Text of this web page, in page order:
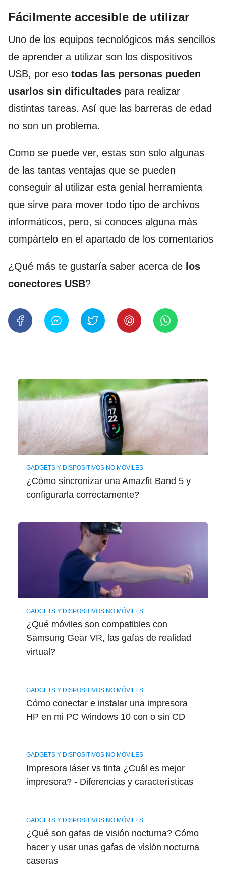
Fácilmente accesible de utilizar
Uno de los equipos tecnológicos más sencillos
de aprender a utilizar son los dispositivos
USB, por eso todas las personas pueden
usarlos sin dificultades para realizar
distintas tareas. Así que las barreras de edad
no son un problema.
Como se puede ver, estas son solo algunas
de las tantas ventajas que se pueden
conseguir al utilizar esta genial herramienta
que sirve para mover todo tipo de archivos
informáticos, pero, si conoces alguna más
compártelo en el apartado de los comentarios
¿Qué más te gustaría saber acerca de los
conectores USB?
GADGETS Y DISPOSITIVOS NO MÓVILES
¿Cómo sincronizar una Amazfit Band 5 y
configurarla correctamente?
GADGETS Y DISPOSITIVOS NO MÓVILES
¿Qué móviles son compatibles con
Samsung Gear VR, las gafas de realidad
virtual?
GADGETS Y DISPOSITIVOS NO MÓVILES
Cómo conectar e instalar una impresora
HP en mi PC Windows 10 con o sin CD
GADGETS Y DISPOSITIVOS NO MÓVILES
Impresora láser vs tinta ¿Cuál es mejor
impresora? - Diferencias y características
GADGETS Y DISPOSITIVOS NO MÓVILES
¿Qué son gafas de visión nocturna? Cómo
hacer y usar unas gafas de visión nocturna
caseras